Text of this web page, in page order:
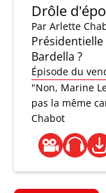
Drôle
Par Arlette
Présidentielle
Bardella ?
Épisode du
"Non, Marine
pas la même
Chabot